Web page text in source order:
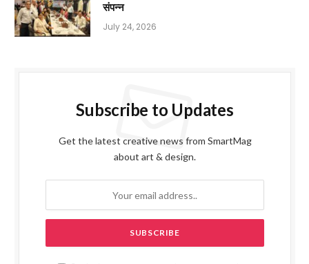
संपन्न
July 24, 2026
Subscribe to Updates
Get the latest creative news from SmartMag
about art & design.